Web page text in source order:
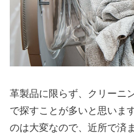
革製品に限らず、クリーニ
で探すことが多いと思いま
のは大変なので、近所で済